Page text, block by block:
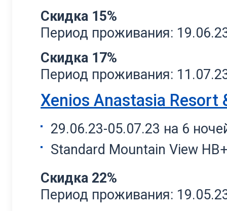
Скидка 15%
Период проживания:
Скидка 17%
Период проживания:
Xenios Anastasia Resort
29.06.23-05.07.23 на 6
Standard Mountain View
Скидка 22%
Период проживания: